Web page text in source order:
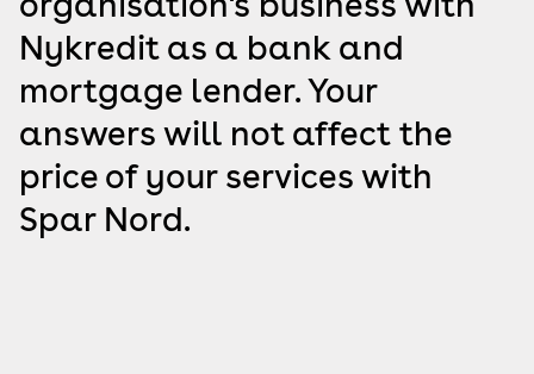
Nykredit as a bank and
mortgage lender. Your
answers will not affect the
price of your services with
Spar Nord.